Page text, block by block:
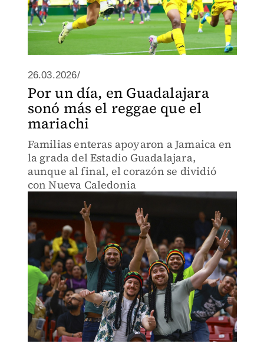
26.03.2026/
Por un día, en Guadalajara
sonó más el reggae que el
mariachi
Familias enteras apoyaron a Jamaica en
la grada del Estadio Guadalajara,
aunque al final, el corazón se dividió
con Nueva Caledonia